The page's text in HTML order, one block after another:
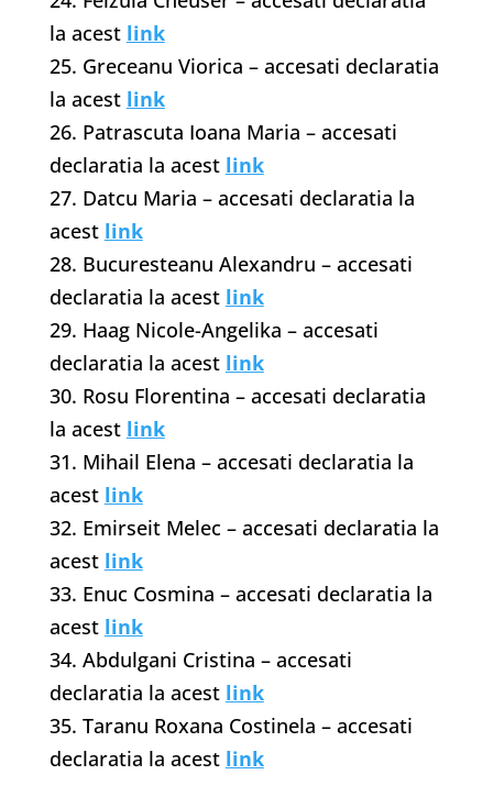
la acest link
25. Greceanu Viorica – accesati declaratia
la acest link
26. Patrascuta Ioana Maria – accesati
declaratia la acest link
27. Datcu Maria – accesati declaratia la
acest link
28. Bucuresteanu Alexandru – accesati
declaratia la acest link
29. Haag Nicole-Angelika – accesati
declaratia la acest link
30. Rosu Florentina – accesati declaratia
la acest link
31. Mihail Elena – accesati declaratia la
acest link
32. Emirseit Melec – accesati declaratia la
acest link
33. Enuc Cosmina – accesati declaratia la
acest link
34. Abdulgani Cristina – accesati
declaratia la acest link
35. Taranu Roxana Costinela – accesati
declaratia la acest link